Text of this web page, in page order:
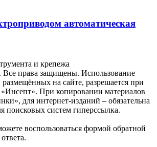
автоматическая
и крепежа
права защищены. Использование
на сайте, разрешается при
При копировании материалов
для интернет-изданий – обязательна
поисковых систем гиперссылка.
воспользоваться формой обратной